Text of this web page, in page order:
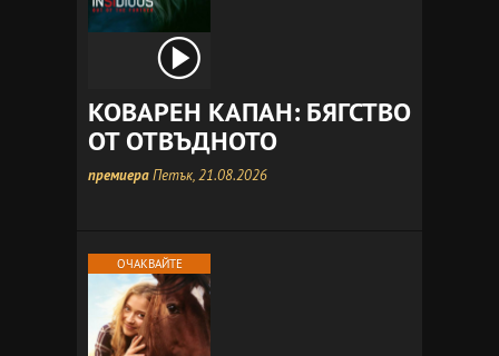
КОВАРЕН КАПАН: БЯГСТВО
ОТ ОТВЪДНОТО
премиераПетък, 21.08.2026
ОЧАКВАЙТЕ